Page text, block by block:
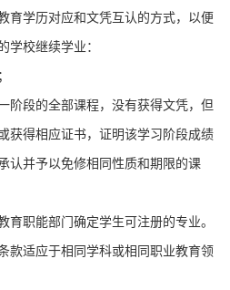
学历对应和文凭互认的方式，以便
学校继续学业：
段的全部课程，没有获得文凭，但
获得相应证书，证明该学习阶段成绩
认并予以免修相同性质和期限的课
职能部门确定学生可注册的专业。
款适应于相同学科或相同职业教育领